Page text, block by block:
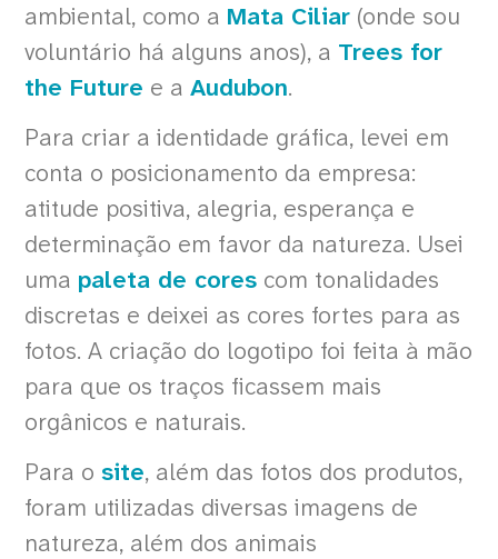
ambiental, como a Mata Ciliar (onde sou
voluntário há alguns anos), a Trees for
the Future e aAudubon.
Para criar a identidade gráfica, levei em
conta o posicionamento da empresa:
atitude positiva, alegria, esperança e
determinação em favor da natureza. Usei
uma paleta de cores com tonalidades
discretas e deixei as cores fortes para as
fotos. A criação do logotipo foi feita à mão
para que os traços ficassem mais
orgânicos e naturais.
Para osite, além das fotos dos produtos,
foram utilizadas diversas imagens de
natureza, além dos animais